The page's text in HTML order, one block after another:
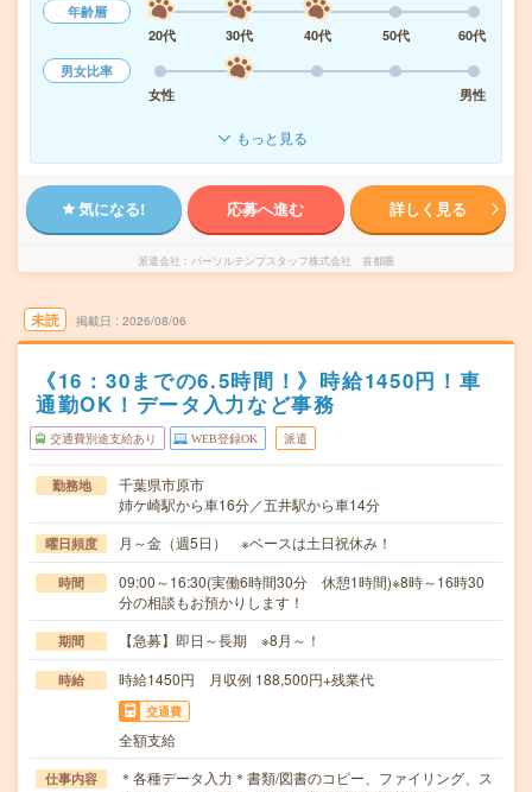
年齢層
20代
30代 40代 50代
60代
男女比率
女性
男性
もっと見る
気になる! 応募へ進む 詳しく見る
派遣会社 パーソルテンプスタッフ株式会社 首都圏
未読 掲載日 2026/08/06
《16：30までの6.5時間！》時給1450円！車
通勤OK！データ入力など事務
交通費別途支給あり WEB登録OK 派遣
勤務地
千葉県市原市
姉ケ崎駅から車16分／五井駅から車14分
曜日頻度 月～金（週5日） ※ベースは土日祝休み！
時間
09:00～16:30(実働6時間30分 休憩1時間)※8時～16時30
分の相談もお預かりします！
期間 【急募】即日～長期 ※8月～！
時給 時給1450円 月収例 188,500円+残業代
交通費
全額支給
仕事内容
＊各種データ入力＊書類/図書のコピー、ファイリング、ス